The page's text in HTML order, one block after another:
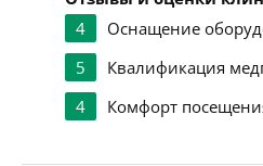
4
Оснащение
5
Квалификация
4
Комфорт